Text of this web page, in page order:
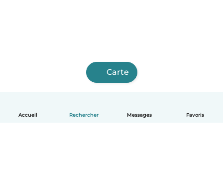
Accueil Rechercher Messages Favoris
Carte